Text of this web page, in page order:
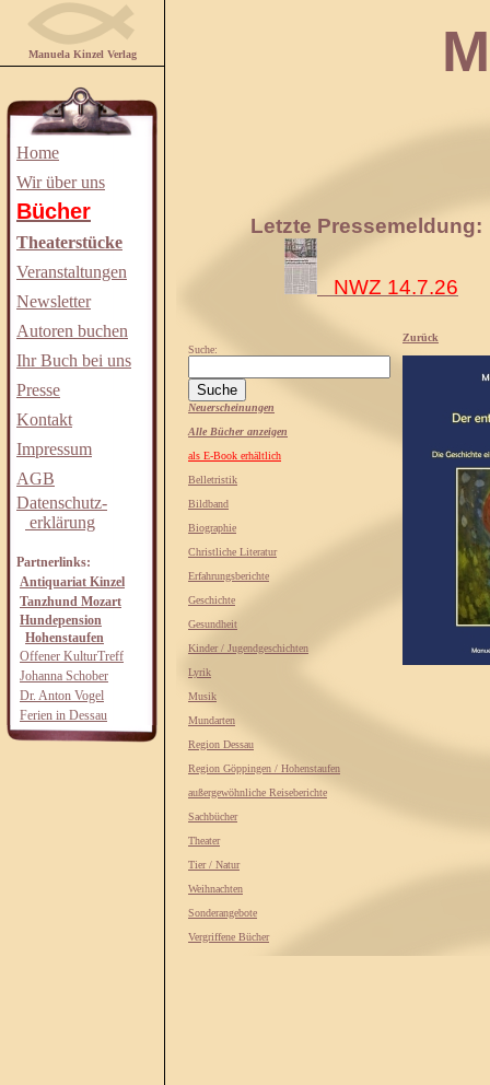
Manuela Kinzel Verlag
Home
Wir über uns
Bücher
Theaterstücke
Veranstaltungen
Newsletter
Autoren buchen
Ihr Buch bei uns
Presse
Kontakt
Impressum
AGB
Datenschutz-
erklärung
Partnerlinks:
Antiquariat Kinzel
Tanzhund Mozart
Hundepension
Hohenstaufen
Offener KulturTreff
Johanna Schober
Dr. Anton Vogel
Ferien in Dessau
Letzte Pressemeldung:
NWZ 14.7.26
Suche:
Neuerscheinungen
Alle Bücher anzeigen
als E-Book erhältlich
Belletristik
Bildband
Biographie
Christliche Literatur
Erfahrungsberichte
Geschichte
Gesundheit
Kinder / Jugendgeschichten
Lyrik
Musik
Mundarten
Region Dessau
Region Göppingen / Hohenstaufen
außergewöhnliche Reiseberichte
Sachbücher
Theater
Tier / Natur
Weihnachten
Sonderangebote
Vergriffene Bücher
Zurück